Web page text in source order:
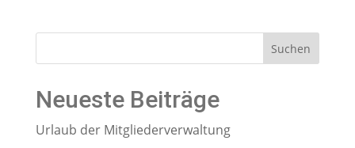
Suchen
Neueste Beiträge
Urlaub der Mitgliederverwaltung